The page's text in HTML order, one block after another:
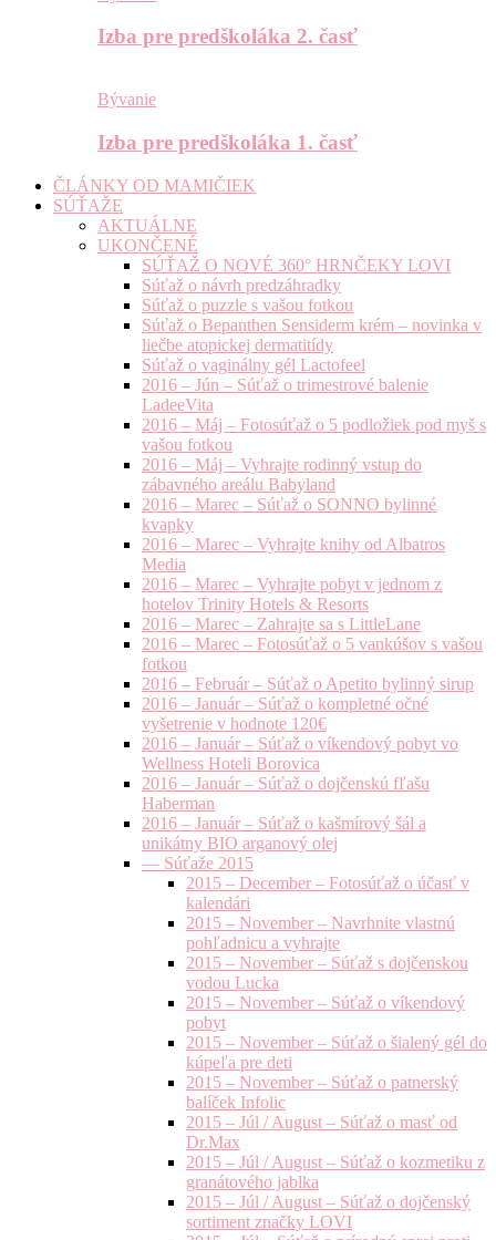
Izba pre predškoláka 2. časť
Bývanie
Izba pre predškoláka 1. časť
ČLÁNKY OD MAMIČIEK
SÚŤAŽE
AKTUÁLNE
UKONČENÉ
SÚŤAŽ O NOVÉ 360° HRNČEKY LOVI
Súťaž o návrh predzáhradky
Súťaž o puzzle s vašou fotkou
Súťaž o Bepanthen Sensiderm krém – novinka v
liečbe atopickej dermatitídy
Súťaž o vaginálny gél Lactofeel
2016 – Jún – Súťaž o trimestrové balenie
LadeeVita
2016 – Máj – Fotosúťaž o 5 podložiek pod myš s
vašou fotkou
2016 – Máj – Vyhrajte rodinný vstup do
zábavného areálu Babyland
2016 – Marec – Súťaž o SONNO bylinné
kvapky
2016 – Marec – Vyhrajte knihy od Albatros
Media
2016 – Marec – Vyhrajte pobyt v jednom z
hotelov Trinity Hotels & Resorts
2016 – Marec – Zahrajte sa s LittleLane
2016 – Marec – Fotosúťaž o 5 vankúšov s vašou
fotkou
2016 – Február – Súťaž o Apetito bylinný sirup
2016 – Január – Súťaž o kompletné očné
vyšetrenie v hodnote 120€
2016 – Január – Súťaž o víkendový pobyt vo
Wellness Hoteli Borovica
2016 – Január – Súťaž o dojčenskú fľašu
Haberman
2016 – Január – Súťaž o kašmírový šál a
unikátny BIO arganový olej
— Súťaže 2015
2015 – December – Fotosúťaž o účasť v
kalendári
2015 – November – Navrhnite vlastnú
pohľadnicu a vyhrajte
2015 – November – Súťaž s dojčenskou
vodou Lucka
2015 – November – Súťaž o víkendový
pobyt
2015 – November – Súťaž o šialený gél do
kúpeľa pre deti
2015 – November – Súťaž o patnerský
balíček Infolic
2015 – Júl / August – Súťaž o masť od
Dr.Max
2015 – Júl / August – Súťaž o kozmetiku z
granátového jablka
2015 – Júl / August – Súťaž o dojčenský
sortiment značky LOVI